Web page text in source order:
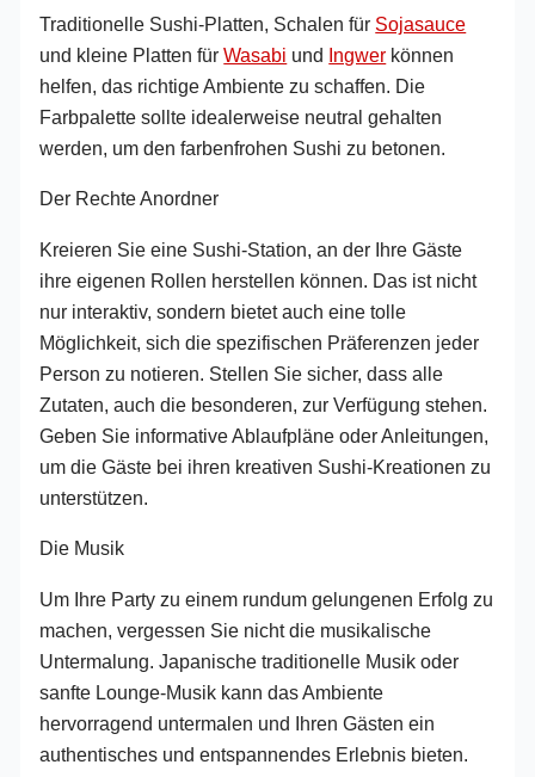
Traditionelle Sushi-Platten, Schalen für Sojasauce
und kleine Platten fürWasabi und Ingwer können
helfen, das richtige Ambiente zu schaffen. Die
Farbpalette sollte idealerweise neutral gehalten
werden, um den farbenfrohen Sushi zu betonen.
Der Rechte Anordner
Kreieren Sie eine Sushi-Station, an der Ihre Gäste
ihre eigenen Rollen herstellen können. Das ist nicht
nur interaktiv, sondern bietet auch eine tolle
Möglichkeit, sich die spezifischen Präferenzen jeder
Person zu notieren. Stellen Sie sicher, dass alle
Zutaten, auch die besonderen, zur Verfügung stehen.
Geben Sie informative Ablaufpläne oder Anleitungen,
um die Gäste bei ihren kreativen Sushi-Kreationen zu
unterstützen.
Die Musik
Um Ihre Party zu einem rundum gelungenen Erfolg zu
machen, vergessen Sie nicht die musikalische
Untermalung. Japanische traditionelle Musik oder
sanfte Lounge-Musik kann das Ambiente
hervorragend untermalen und Ihren Gästen ein
authentisches und entspannendes Erlebnis bieten.